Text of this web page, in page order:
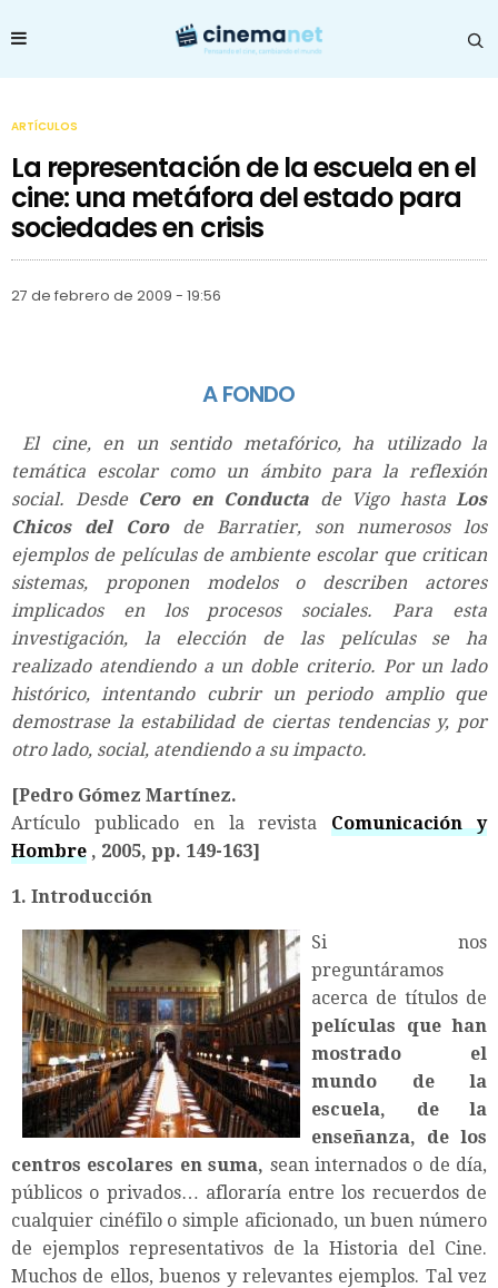
ARTÍCULOS
La representación de la escuela en el
cine: una metáfora del estado para
sociedades en crisis
27 de febrero de 2009 - 19:56
A FONDO
El cine, en un sentido metafórico, ha utilizado la
temática escolar como un ámbito para la reflexión
social. Desde Cero en Conducta de Vigo hasta Los
Chicos del Coro de Barratier, son numerosos los
ejemplos de películas de ambiente escolar que critican
sistemas, proponen modelos o describen actores
implicados en los procesos sociales. Para esta
investigación, la elección de las películas se ha
realizado atendiendo a un doble criterio. Por un lado
histórico, intentando cubrir un periodo amplio que
demostrase la estabilidad de ciertas tendencias y, por
otro lado, social, atendiendo a su impacto.
[Pedro Gómez Martínez.
Artículo publicado en la revistaComunicación y
Hombre , 2005, pp. 149-163]
1. Introducción
Si nos
preguntáramos
acerca de títulos de
películas que han
mostrado el
mundo de la
escuela, de la
enseñanza, de los
centros escolares en suma, sean internados o de día,
públicos o privados… afloraría entre los recuerdos de
cualquier cinéfilo o simple aficionado, un buen número
de ejemplos representativos de la Historia del Cine.
Muchos de ellos, buenos y relevantes ejemplos. Tal vez